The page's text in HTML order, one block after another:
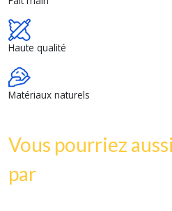
Haute qualité
Matériaux naturels
Vous pourriez
par